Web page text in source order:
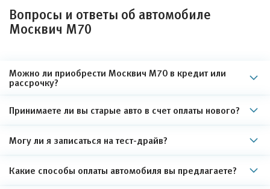
Вопросы и ответы об автомобиле
Москвич М70
Можно ли приобрести Москвич М70 в кредит или
рассрочку?
Принимаете ли вы старые авто в счет оплаты нового?
Могу ли я записаться на тест-драйв?
Какие способы оплаты автомобиля вы предлагаете?